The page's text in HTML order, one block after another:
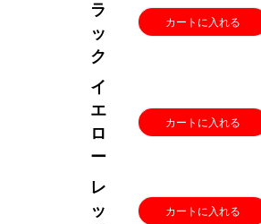
ラ
ッ
ク
カートに入れる
イ
エ
ロ
ー
カートに入れる
レ
ッ
カートに入れる